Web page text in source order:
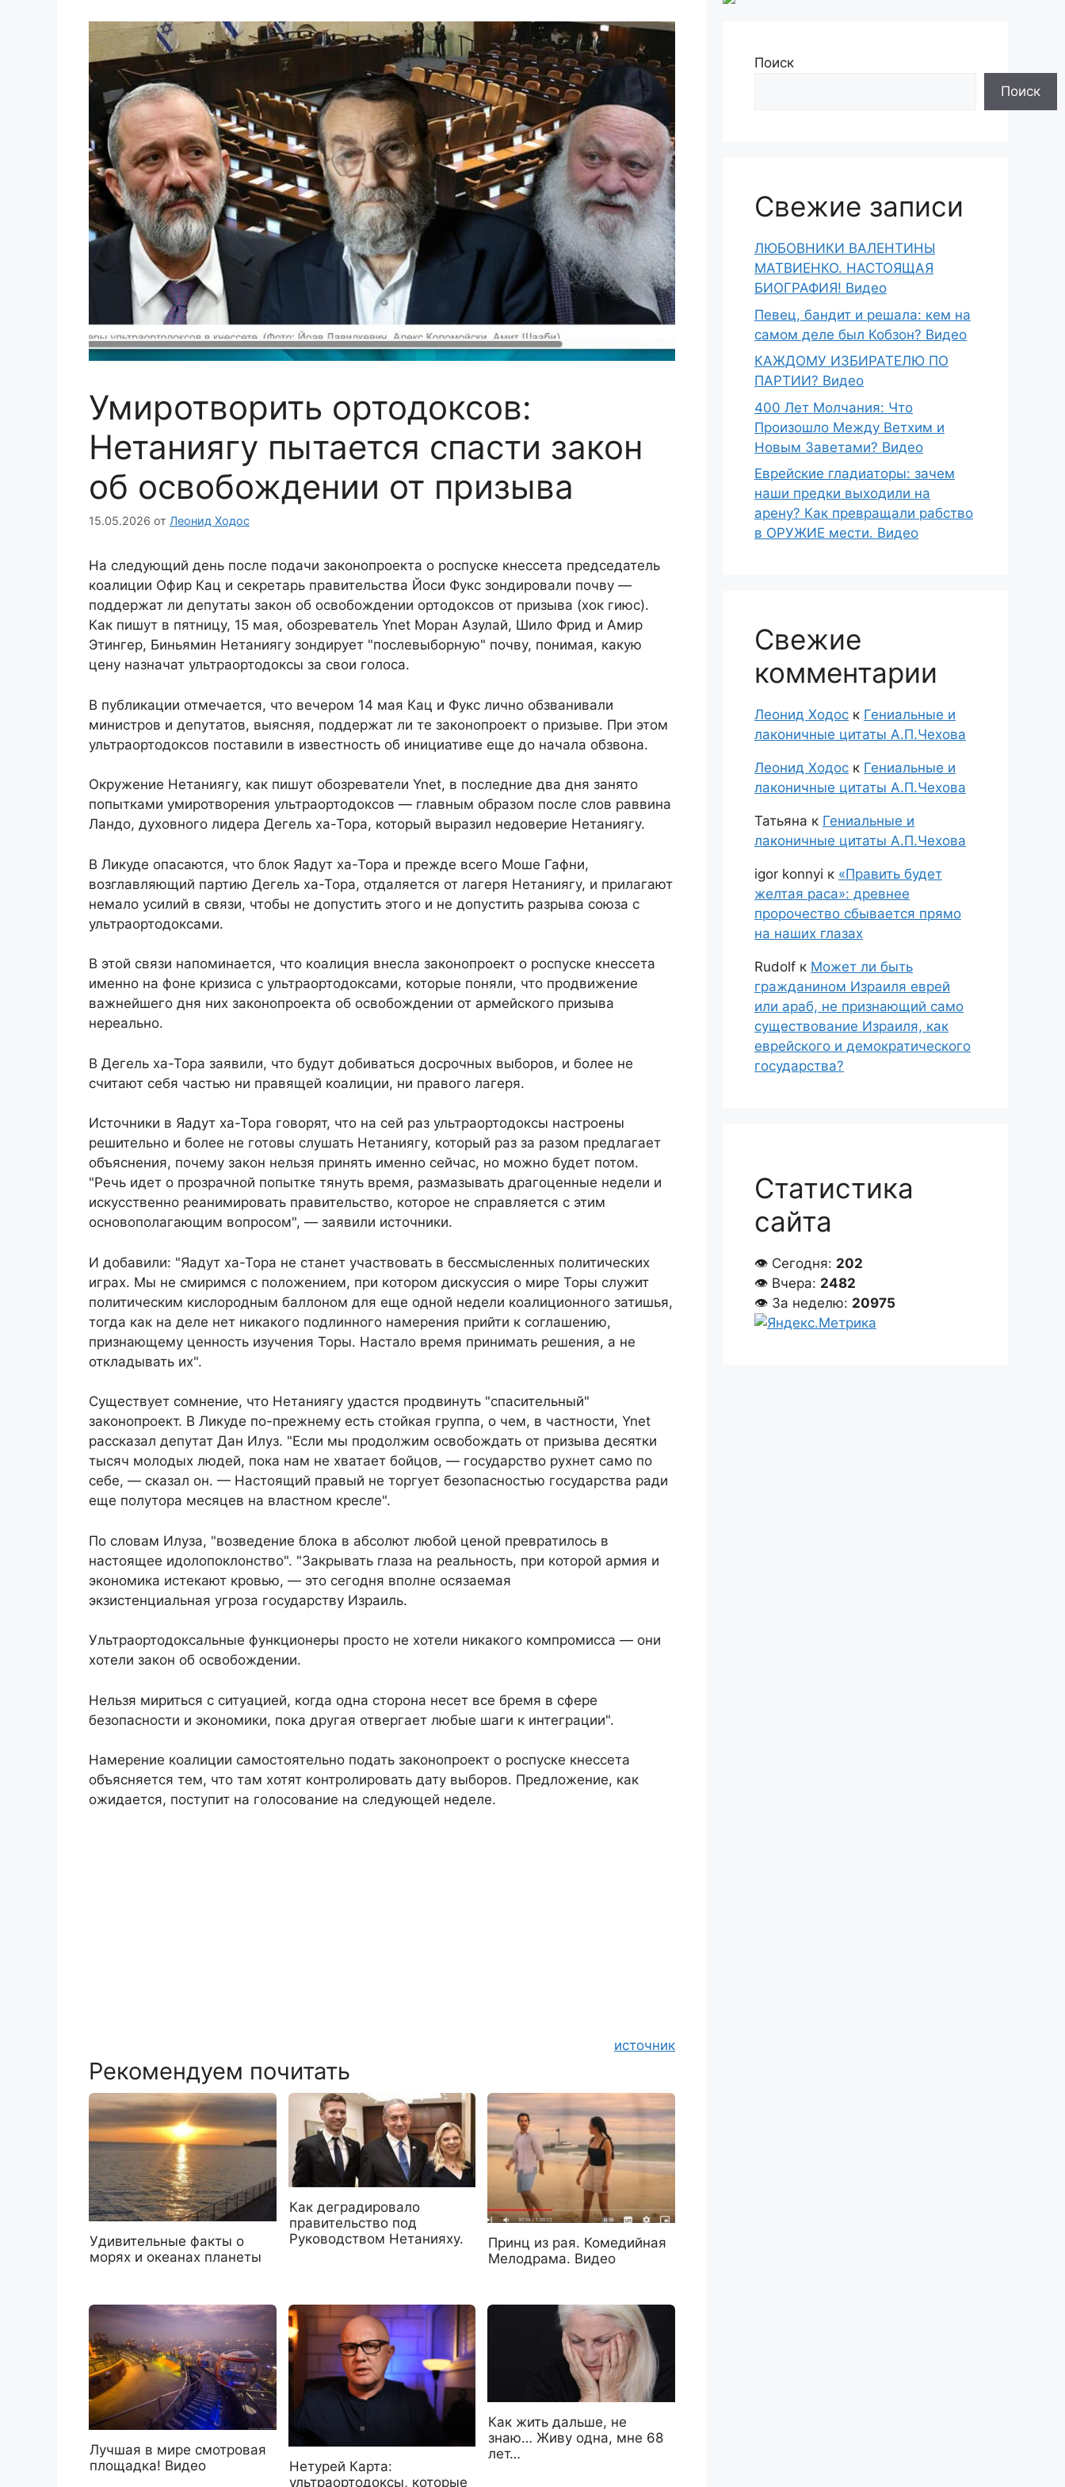
Умиротворить ортодоксов:
Нетаниягу пытается спасти закон
об освобождении от призыва
15.05.2026 от Леонид Ходос
На следующий день после подачи законопроекта о роспуске кнессета председатель
коалиции Офир Кац и секретарь правительства Йоси Фукс зондировали почву —
поддержат ли депутаты закон об освобождении ортодоксов от призыва (хок гиюс).
Как пишут в пятницу, 15 мая, обозреватель Ynet Моран Азулай, Шило Фрид и Амир
Этингер, Биньямин Нетаниягу зондирует "послевыборную" почву, понимая, какую
цену назначат ультраортодоксы за свои голоса.
В публикации отмечается, что вечером 14 мая Кац и Фукс лично обзванивали
министров и депутатов, выясняя, поддержат ли те законопроект о призыве. При этом
ультраортодоксов поставили в известность об инициативе еще до начала обзвона.
Окружение Нетаниягу, как пишут обозреватели Ynet, в последние два дня занято
попытками умиротворения ультраортодоксов — главным образом после слов раввина
Ландо, духовного лидера Дегель ха-Тора, который выразил недоверие Нетаниягу.
В Ликуде опасаются, что блок Яадут ха-Тора и прежде всего Моше Гафни,
возглавляющий партию Дегель ха-Тора, отдаляется от лагеря Нетаниягу, и прилагают
немало усилий в связи, чтобы не допустить этого и не допустить разрыва союза с
ультраортодоксами.
В этой связи напоминается, что коалиция внесла законопроект о роспуске кнессета
именно на фоне кризиса с ультраортодоксами, которые поняли, что продвижение
важнейшего дня них законопроекта об освобождении от армейского призыва
нереально.
В Дегель ха-Тора заявили, что будут добиваться досрочных выборов, и более не
считают себя частью ни правящей коалиции, ни правого лагеря.
Источники в Яадут ха-Тора говорят, что на сей раз ультраортодоксы настроены
решительно и более не готовы слушать Нетаниягу, который раз за разом предлагает
объяснения, почему закон нельзя принять именно сейчас, но можно будет потом.
"Речь идет о прозрачной попытке тянуть время, размазывать драгоценные недели и
искусственно реанимировать правительство, которое не справляется с этим
основополагающим вопросом", — заявили источники.
И добавили: "Яадут ха-Тора не станет участвовать в бессмысленных политических
играх. Мы не смиримся с положением, при котором дискуссия о мире Торы служит
политическим кислородным баллоном для еще одной недели коалиционного затишья,
тогда как на деле нет никакого подлинного намерения прийти к соглашению,
признающему ценность изучения Торы. Настало время принимать решения, а не
откладывать их".
Существует сомнение, что Нетаниягу удастся продвинуть "спасительный"
законопроект. В Ликуде по-прежнему есть стойкая группа, о чем, в частности, Ynet
рассказал депутат Дан Илуз. "Если мы продолжим освобождать от призыва десятки
тысяч молодых людей, пока нам не хватает бойцов, — государство рухнет само по
себе, — сказал он. — Настоящий правый не торгует безопасностью государства ради
еще полутора месяцев на властном кресле".
По словам Илуза, "возведение блока в абсолют любой ценой превратилось в
настоящее идолопоклонство". "Закрывать глаза на реальность, при которой армия и
экономика истекают кровью, — это сегодня вполне осязаемая
экзистенциальная угроза государству Израиль.
Ультраортодоксальные функционеры просто не хотели никакого компромисса — они
хотели закон об освобождении.
Нельзя мириться с ситуацией, когда одна сторона несет все бремя в сфере
безопасности и экономики, пока другая отвергает любые шаги к интеграции".
Намерение коалиции самостоятельно подать законопроект о роспуске кнессета
объясняется тем, что там хотят контролировать дату выборов. Предложение, как
ожидается, поступит на голосование на следующей неделе.
источник
Рекомендуем почитать
Удивительные факты о
морях и океанах планеты
Как деградировало
правительство под
Руководством Нетанияху.
Принц из рая. Комедийная
Мелодрама. Видео
Лучшая в мире смотровая
площадка! Видео
Нетурей Карта:
ультраортодоксы, которые
Как жить дальше, не
знаю… Живу одна, мне 68
лет…
Поиск
Поиск
Свежие записи
ЛЮБОВНИКИ ВАЛЕНТИНЫ
МАТВИЕНКО. НАСТОЯЩАЯ
БИОГРАФИЯ! Видео
Певец, бандит и решала: кем на
самом деле был Кобзон? Видео
КАЖДОМУ ИЗБИРАТЕЛЮ ПО
ПАРТИИ? Видео
400 Лет Молчания: Что
Произошло Между Ветхим и
Новым Заветами? Видео
Еврейские гладиаторы: зачем
наши предки выходили на
арену? Как превращали рабство
в ОРУЖИЕ мести. Видео
Свежие
комментарии
Леонид Ходос к Гениальные и
лаконичные цитаты А.П.Чехова
Леонид Ходос к Гениальные и
лаконичные цитаты А.П.Чехова
Татьяна к Гениальные и
лаконичные цитаты А.П.Чехова
igor konnyi к «Править будет
желтая раса»: древнее
пророчество сбывается прямо
на наших глазах
Rudolf к Может ли быть
гражданином Израиля еврей
или араб, не признающий само
существование Израиля, как
еврейского и демократического
государства?
Статистика
сайта
👁 Сегодня: 202
👁 Вчера: 2482
👁 За неделю: 20975